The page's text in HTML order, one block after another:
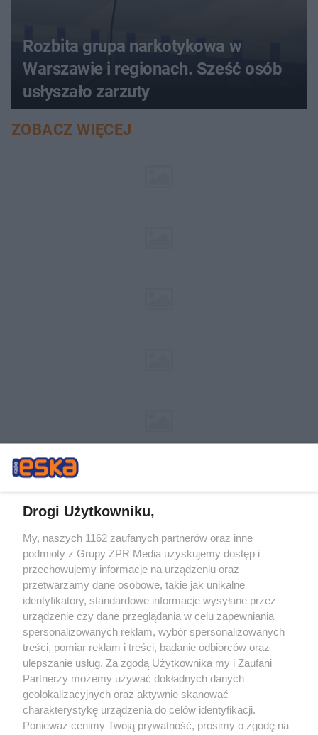
Rozbita grupa narkotykowa w
Warszawie i regionach. Sześć osób
usłyszało zarzuty
ZOBACZ WIĘCEJ
Żaden utwór zamieszczony w serwisie nie może być powielany i
rozpowszechniany lub dalej rozpowszechniany w jakikolwiek sposób (w
tym także elektroniczny lub mechaniczny) na jakimkolwiek polu
eksploatacji w jakiejkolwiek formie, włącznie z umieszczaniem w Internecie
bez pisemnej zgody właściciela praw. Jakiekolwiek użycie lub
wykorzystanie utworów w całości lub w części z naruszeniem prawa, tzn.
bez właściwej zgody, jest zabronione pod groźbą kary i może być ścigane
prawnie.
O nas
Drogi Użytkowniku,
My, naszych 1162 zaufanych partnerów oraz inne
podmioty z Grupy ZPR Media uzyskujemy dostęp i
przechowujemy informacje na urządzeniu oraz
przetwarzamy dane osobowe, takie jak unikalne
identyfikatory, standardowe informacje wysyłane przez
urządzenie czy dane przeglądania w celu zapewniania
spersonalizowanych reklam, wybór spersonalizowanych
treści, pomiar reklam i treści, badanie odbiorców oraz
ulepszanie usług. Za zgodą Użytkownika my i Zaufani
Partnerzy możemy używać dokładnych danych
geolokalizacyjnych oraz aktywnie skanować
charakterystykę urządzenia do celów identyfikacji.
Ponieważ cenimy Twoją prywatność, prosimy o zgodę na